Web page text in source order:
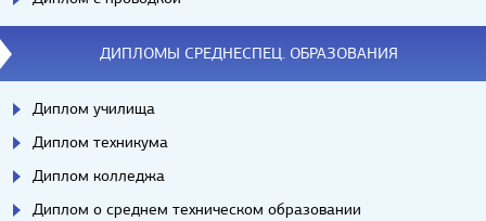
ДИПЛОМЫ СРЕДНЕСПЕЦ. ОБРАЗОВАНИЯ
Диплом училища
Диплом техникума
Диплом колледжа
Диплом о среднем техническом образовании